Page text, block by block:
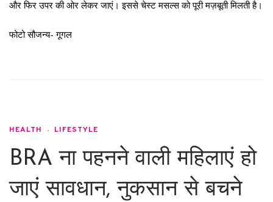
और फिर उपर की ओर लेकर जाएं। इससे चेस्ट मसल्स को पूरी मज़बूती मिलती है।
फोटो सौजन्य- गूगल
HEALTH LIFESTYLE
BRA ना पहनने वाली महिलाएं हो
जाएं सावधान, नुकसान से बचने